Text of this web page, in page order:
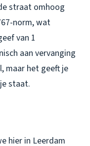
straat omhoog
norm, wat
van 1
aan vervanging
maar het geeft je
staat.
hier in Leerdam